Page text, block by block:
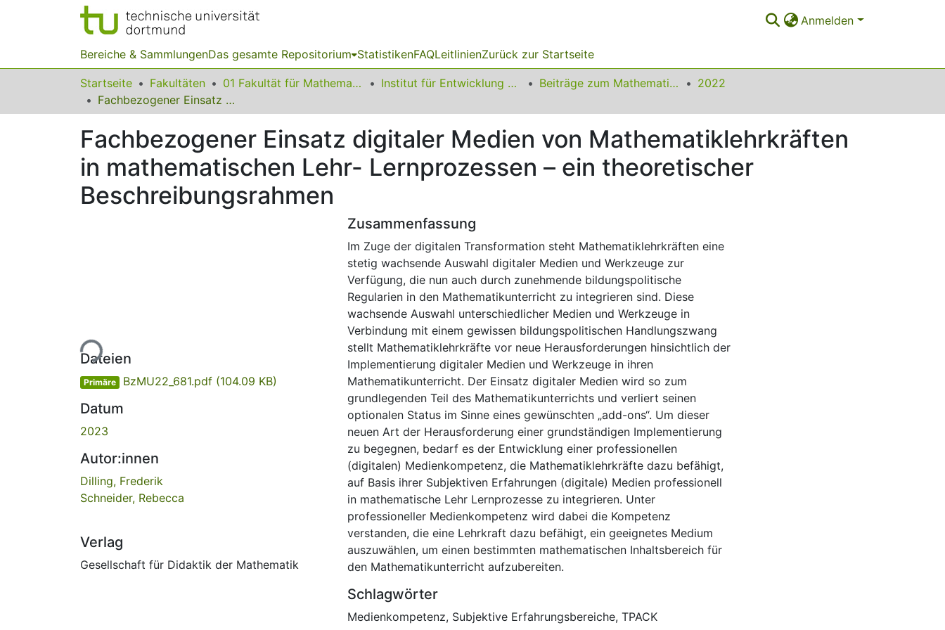
Anmelden
Bereiche & SammlungenDas gesamte Repositorium StatistikenFAQLeitlinienZurück zur Startseite
Startseite Fakultäten 01 Fakultät für Mathematik Institut für Entwicklung und Erforschung des Mathematikunterrichts Beiträge zum Mathematikunterricht
2022
Fachbezogener Einsatz digitaler Medien von Mathematiklehrkräften in mathematischen Lehr- Lernprozessen – ein theoretischer Beschreibungsrahmen
Fachbezogener Einsatz digitaler Medien von Mathematiklehrkräften
in mathematischen Lehr- Lernprozessen – ein theoretischer
Beschreibungsrahmen
Lade...
Dateien
Primäre BzMU22_681.pdf (104.09 KB)
Datum
2023
Autor:innen
Dilling, Frederik
Schneider, Rebecca
Verlag
Gesellschaft für Didaktik der Mathematik
Zusammenfassung
Im Zuge der digitalen Transformation steht Mathematiklehrkräften eine
stetig wachsende Auswahl digitaler Medien und Werkzeuge zur
Verfügung, die nun auch durch zunehmende bildungspolitische
Regularien in den Mathematikunterricht zu integrieren sind. Diese
wachsende Auswahl unterschiedlicher Medien und Werkzeuge in
Verbindung mit einem gewissen bildungspolitischen Handlungszwang
stellt Mathematiklehrkräfte vor neue Herausforderungen hinsichtlich der
Implementierung digitaler Medien und Werkzeuge in ihren
Mathematikunterricht. Der Einsatz digitaler Medien wird so zum
grundlegenden Teil des Mathematikunterrichts und verliert seinen
optionalen Status im Sinne eines gewünschten „add-ons“. Um dieser
neuen Art der Herausforderung einer grundständigen Implementierung
zu begegnen, bedarf es der Entwicklung einer professionellen
(digitalen) Medienkompetenz, die Mathematiklehrkräfte dazu befähigt,
auf Basis ihrer Subjektiven Erfahrungen (digitale) Medien professionell
in mathematische Lehr Lernprozesse zu integrieren. Unter
professioneller Medienkompetenz wird dabei die Kompetenz
verstanden, die eine Lehrkraft dazu befähigt, ein geeignetes Medium
auszuwählen, um einen bestimmten mathematischen Inhaltsbereich für
den Mathematikunterricht aufzubereiten.
Schlagwörter
Medienkompetenz, Subjektive Erfahrungsbereiche, TPACK